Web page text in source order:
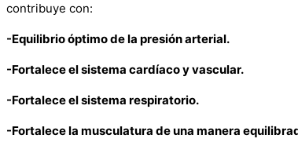
contribuye con:
-Equilibrio óptimo de la presión arterial.
-Fortalece el sistema cardíaco y vascular.
-Fortalece el sistema respiratorio.
-Fortalece la musculatura de una manera